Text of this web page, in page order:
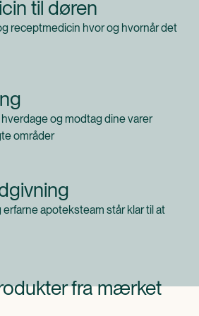
til døren
receptmedicin hvor og hvornår det
og modtag dine varer
områder
apoteksteam står klar til at
fra mærket